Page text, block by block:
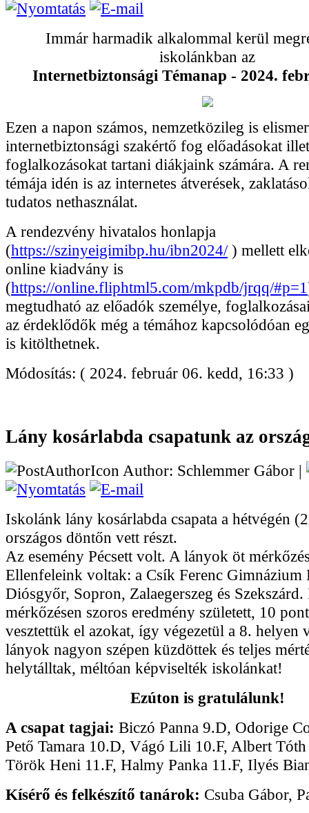
Immár harmadik alkalommal kerül
iskolánkban az
Internetbiztonsági Témanap - 2024.
Ezen a napon számos, nemzetközileg is
internetbiztonsági szakértő fog előadásokat
foglalkozásokat tartani diákjaink számára. A
témája idén is az internetes átverések,
tudatos nethasználat.
A rendezvény hivatalos honlapja
(https://szinyeigimibp.hu/ibn2024/) mellett
online kiadvány is
(https://online.fliphtml5.com/mkpdb/jrqq/#p=1
megtudható az előadók személye,
az érdeklődők még a témához kapcsolódóan
is kitölthetnek.
Módosítás: ( 2024. február 06. kedd, 16:33 )
Lány kosárlabda csapatunk az
Author: Schlemmer Gábor |
Iskolánk lány kosárlabda csapata a hétvégén
országos döntőn vett részt.
Az esemény Pécsett volt. A lányok öt
Ellenfeleink voltak: a Csík Ferenc Gimnázium
Diósgyőr, Sopron, Zalaegerszeg és
mérkőzésen szoros eredmény született, 10
vesztettük el azokat, így végezetül a 8. helyen
lányok nagyon szépen küzdöttek és teljes
helytálltak, méltóan képviselték iskolánkat!
Ezúton is gratulálunk!
A csapat tagjai: Biczó Panna 9.D, Odorige
Pető Tamara 10.D, Vágó Lili 10.F, Albert Tóth
Török Heni 11.F, Halmy Panka 11.F, Ilyés
Kísérő és felkészítő tanárok: Csuba Gábor,